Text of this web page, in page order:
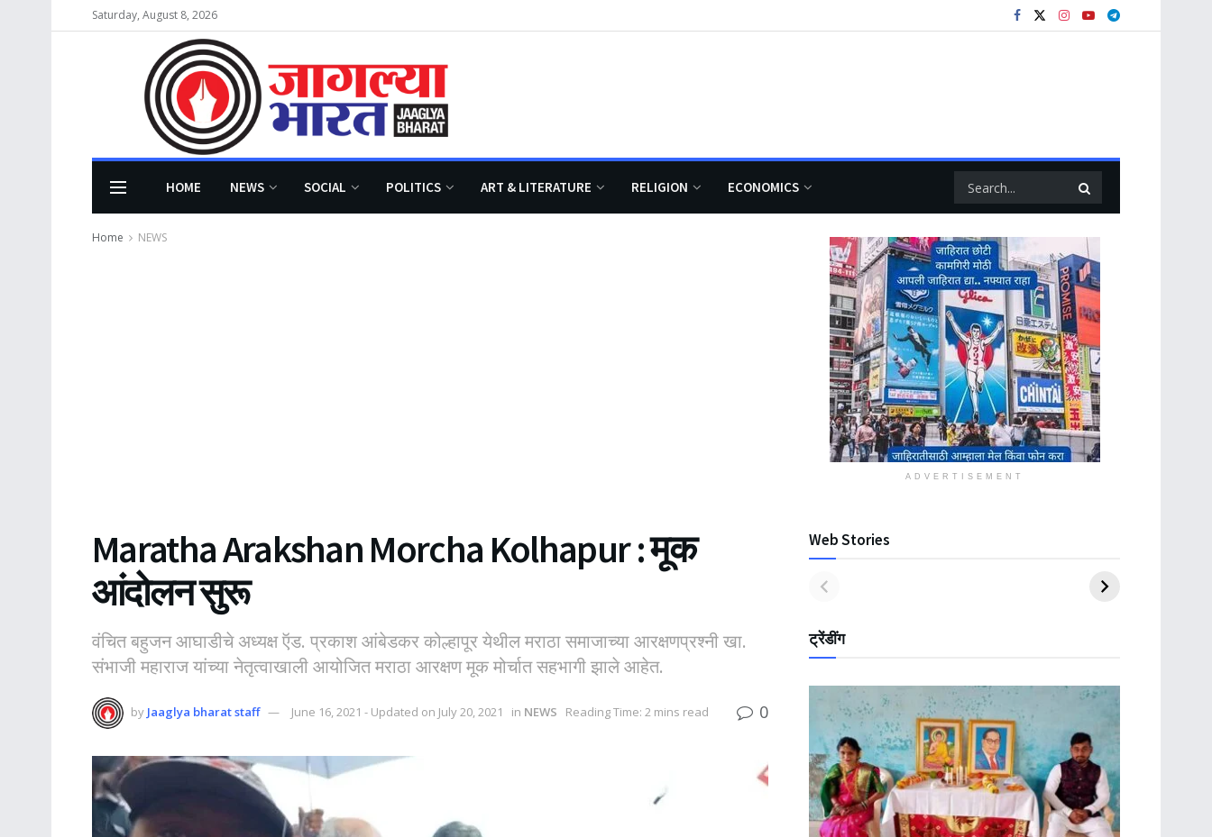
Saturday, August 8, 2026
HOME NEWS SOCIAL POLITICS ART & LITERATURE RELIGION ECONOMICS
Home NEWS
Maratha Arakshan Morcha Kolhapur : मूक
आंदोलन सुरू
वंचित बहुजन आघाडीचे अध्यक्ष ऍड. प्रकाश आंबेडकर कोल्हापूर येथील मराठा समाजाच्या आरक्षणप्रश्नी खा.
संभाजी महाराज यांच्या नेतृत्वाखाली आयोजित मराठा आरक्षण मूक मोर्चात सहभागी झाले आहेत.
by Jaaglya bharat staff June 16, 2021 - Updated on July 20, 2021 in NEWS Reading Time: 2 mins read 0
ADVERTISEMENT
Web Stories
ट्रेंडींग